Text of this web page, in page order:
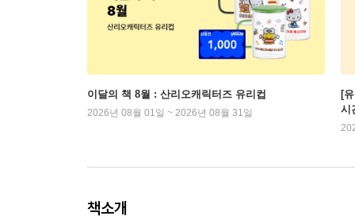
이달의 책 8월 : 산리오캐릭터즈 유리컵
2026년 08월 01일 ~ 2026년 08월 31일
[
시
책소개